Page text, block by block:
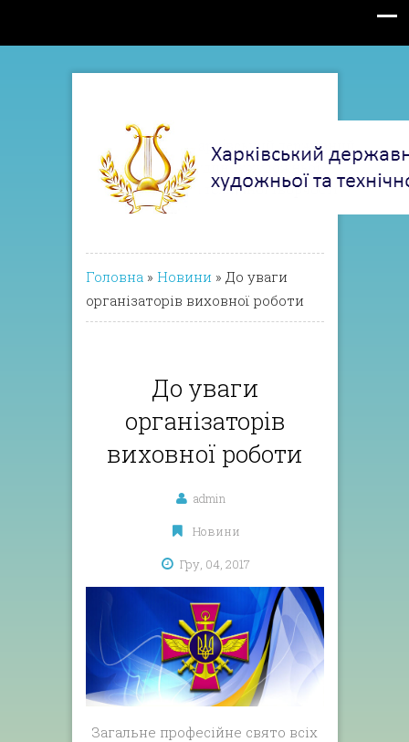
Головна » Новини » До уваги
організаторів виховної роботи
До уваги
організаторів
виховної роботи
admin
Новини
Гру, 04, 2017
Загальне професійне свято всіх